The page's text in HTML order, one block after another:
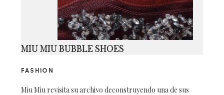
MIU MIU BUBBLE SHOES
FASHION
Miu Miu revisita su archivo deconstruyendo una de sus